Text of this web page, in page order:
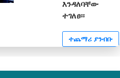
እንዳለባቸው
ተገለፀ፡፡
ተጨማሪ ያንብቡ